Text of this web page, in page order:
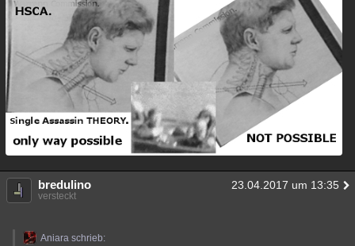
bredulino 23.04.2017 um 13:35
versteckt
Aniara schrieb: